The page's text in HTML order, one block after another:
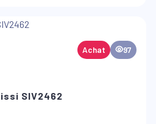
Achat 97
SIV2462